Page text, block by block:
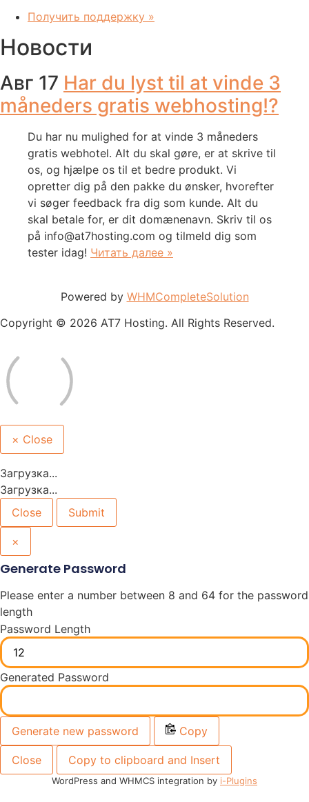
Получить поддержку »
Новости
Авг 17 Har du lyst til at vinde 3
måneders gratis webhosting!?
Du har nu mulighed for at vinde 3 måneders
gratis webhotel. Alt du skal gøre, er at skrive til
os, og hjælpe os til et bedre produkt. Vi
opretter dig på den pakke du ønsker, hvorefter
vi søger feedback fra dig som kunde. Alt du
skal betale for, er dit domænenavn. Skriv til os
på info@at7hosting.com og tilmeld dig som
tester idag! Читать далее »
Powered by WHMCompleteSolution
Copyright © 2026 AT7 Hosting. All Rights Reserved.
× Close
Загрузка...
Загрузка...
Close
Submit
×
Generate Password
Please enter a number between 8 and 64 for the password
length
Password Length
Generated Password
Generate new password Copy
Close Copy to clipboard and Insert
WordPress and WHMCS integration by i-Plugins